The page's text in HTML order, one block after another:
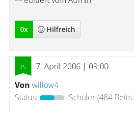
0x Hilfreich
7. April 2006 | 09:00
Von willow4
Status:
Schüler(484